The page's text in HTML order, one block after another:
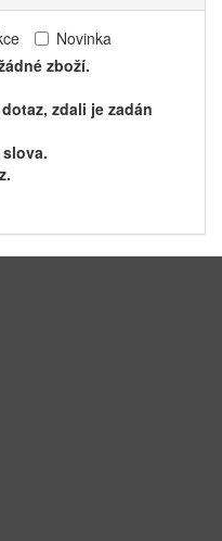
Novinka
zboží.
zdali je zadán